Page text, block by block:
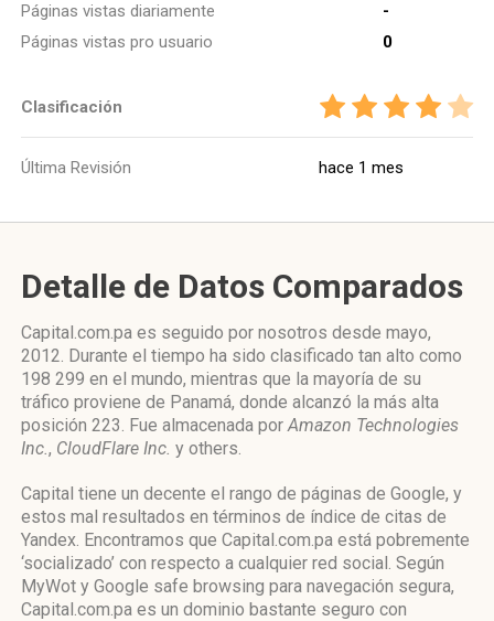
Páginas vistas diariamente
-
Páginas vistas pro usuario
0
Clasificación
Última Revisión hace 1 mes
Detalle de Datos Comparados
Capital.com.pa es seguido por nosotros desde mayo,
2012. Durante el tiempo ha sido clasificado tan alto como
198 299 en el mundo, mientras que la mayoría de su
tráfico proviene de Panamá, donde alcanzó la más alta
posición 223. Fue almacenada porAmazon Technologies
Inc., CloudFlare Inc. y others.
Capital tiene un decente el rango de páginas de Google, y
estos mal resultados en términos de índice de citas de
Yandex. Encontramos que Capital.com.pa está pobremente
‘socializado’ con respecto a cualquier red social. Según
MyWot y Google safe browsing para navegación segura,
Capital.com.pa es un dominio bastante seguro con